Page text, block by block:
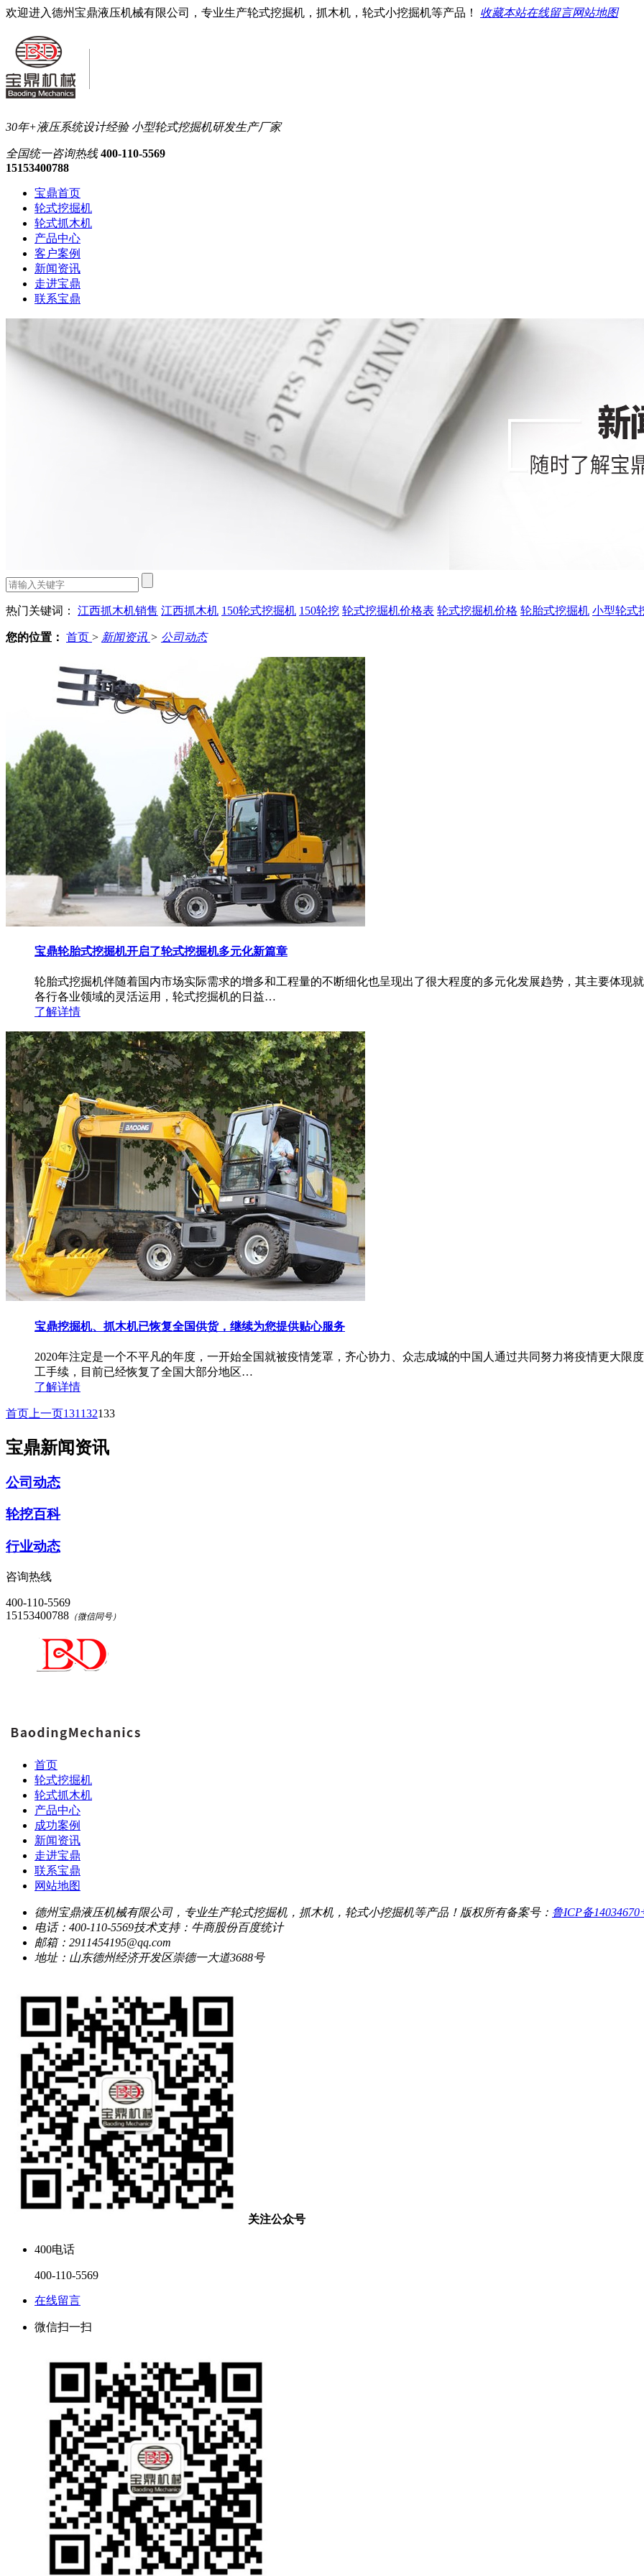
欢迎进入德州宝鼎液压机械有限公司，专业生产轮式挖掘机，抓木机，轮式小挖掘机等产品！ 收藏本站在线留言网站地图
30年+液压系统设计经验 小型轮式挖掘机研发生产厂家
全国统一咨询热线 400-110-5569
15153400788
宝鼎首页
轮式挖掘机
轮式抓木机
产品中心
客户案例
新闻资讯
走进宝鼎
联系宝鼎
热门关键词： 江西抓木机销售 江西抓木机 150轮式挖掘机 150轮挖 轮式挖掘机价格表 轮式挖掘机价格 轮胎式挖掘机 小型轮式
您的位置： 首页 > 新闻资讯 > 公司动态
宝鼎轮胎式挖掘机开启了轮式挖掘机多元化新篇章
轮胎式挖掘机伴随着国内市场实际需求的增多和工程量的不断细化也呈现出了很大程度的多元化发展趋势，其主要体现
各行各业领域的灵活运用，轮式挖掘机的日益…
了解详情
宝鼎挖掘机、抓木机已恢复全国供货，继续为您提供贴心服务
2020年注定是一个不平凡的年度，一开始全国就被疫情笼罩，齐心协力、众志成城的中国人通过共同努力将疫情更大限
工手续，目前已经恢复了全国大部分地区…
了解详情
首页 上一页131 132133
宝鼎新闻资讯
公司动态
轮挖百科
行业动态
咨询热线
400-110-5569
15153400788 （微信同号）
首页
轮式挖掘机
轮式抓木机
产品中心
成功案例
新闻资讯
走进宝鼎
联系宝鼎
网站地图
德州宝鼎液压机械有限公司，专业生产轮式挖掘机，抓木机，轮式小挖掘机等产品！ 版权所有备案号： 鲁ICP备14034670
电话：400-110-5569技术支持：牛商股份百度统计
邮箱：2911454195@qq.com
地址：山东德州经济开发区崇德一大道3688号
关注公众号
400电话
400-110-5569
在线留言
微信扫一扫